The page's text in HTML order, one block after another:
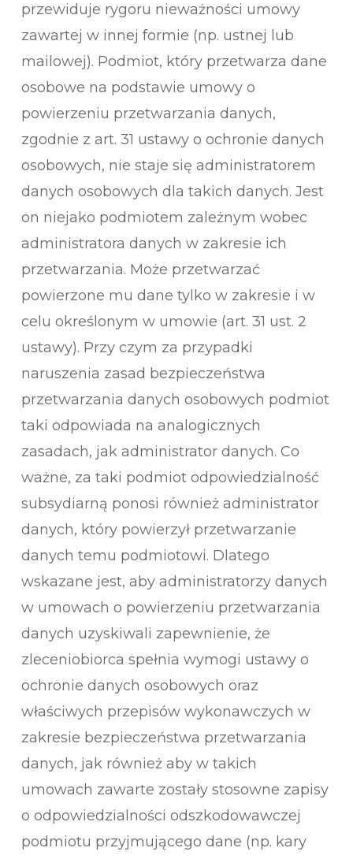
przewiduje rygoru nieważności umowy
zawartej w innej formie (np. ustnej lub
mailowej). Podmiot, który przetwarza dane
osobowe na podstawie umowy o
powierzeniu przetwarzania danych,
zgodnie z art. 31 ustawy o ochronie danych
osobowych, nie staje się administratorem
danych osobowych dla takich danych. Jest
on niejako podmiotem zależnym wobec
administratora danych w zakresie ich
przetwarzania. Może przetwarzać
powierzone mu dane tylko w zakresie i w
celu określonym w umowie (art. 31 ust. 2
ustawy). Przy czym za przypadki
naruszenia zasad bezpieczeństwa
przetwarzania danych osobowych podmiot
taki odpowiada na analogicznych
zasadach, jak administrator danych. Co
ważne, za taki podmiot odpowiedzialność
subsydiarną ponosi również administrator
danych, który powierzył przetwarzanie
danych temu podmiotowi. Dlatego
wskazane jest, aby administratorzy danych
w umowach o powierzeniu przetwarzania
danych uzyskiwali zapewnienie, że
zleceniobiorca spełnia wymogi ustawy o
ochronie danych osobowych oraz
właściwych przepisów wykonawczych w
zakresie bezpieczeństwa przetwarzania
danych, jak również aby w takich
umowach zawarte zostały stosowne zapisy
o odpowiedzialności odszkodowawczej
podmiotu przyjmującego dane (np. kary